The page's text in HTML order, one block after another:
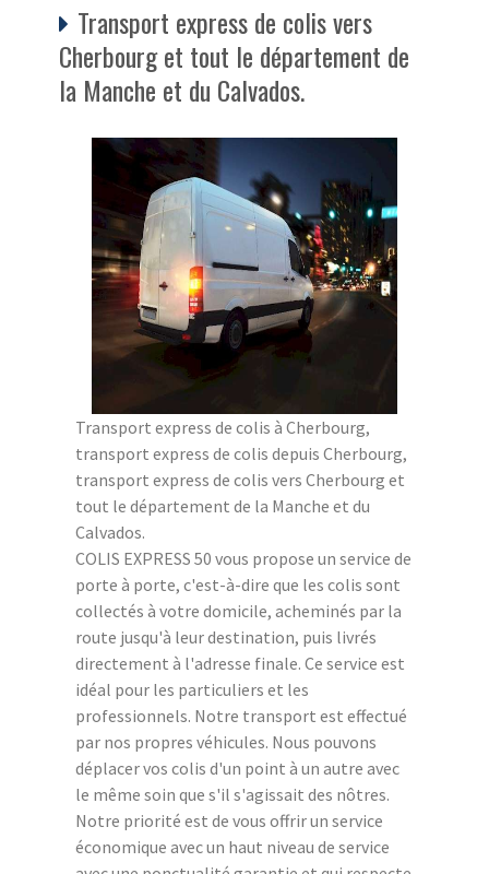
Transport express de colis vers
Cherbourg et tout le département de
la Manche et du Calvados.
Transport express de colis à Cherbourg,
transport express de colis depuis Cherbourg,
transport express de colis vers Cherbourg et
tout le département de la Manche et du
Calvados.
COLIS EXPRESS 50 vous propose un service de
porte à porte, c'est-à-dire que les colis sont
collectés à votre domicile, acheminés par la
route jusqu'à leur destination, puis livrés
directement à l'adresse finale. Ce service est
idéal pour les particuliers et les
professionnels. Notre transport est effectué
par nos propres véhicules. Nous pouvons
déplacer vos colis d'un point à un autre avec
le même soin que s'il s'agissait des nôtres.
Notre priorité est de vous offrir un service
économique avec un haut niveau de service